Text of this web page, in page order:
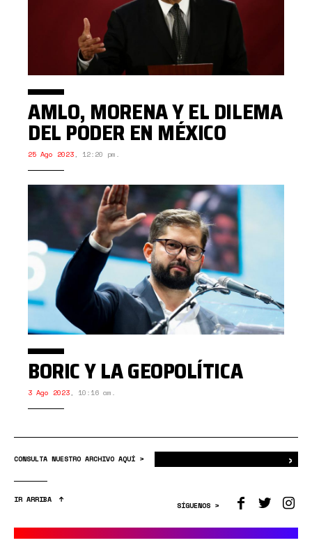
AMLO, MORENA Y EL DILEMA
DEL PODER EN MÉXICO
25 Ago 2023, 12:20 pm.
BORIC Y LA GEOPOLÍTICA
3 Ago 2023, 10:16 am.
CONSULTA NUESTRO ARCHIVO AQUÍ > ›
IR ARRIBA
SÍGUENOS >